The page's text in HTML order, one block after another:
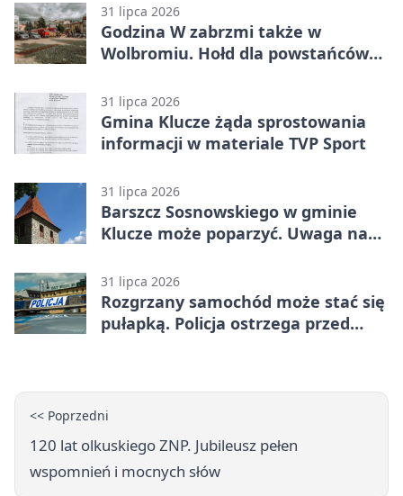
31 lipca 2026
Godzina W zabrzmi także w
Wolbromiu. Hołd dla powstańców
31 lipca 2026
Gmina Klucze żąda sprostowania
informacji w materiale TVP Sport
31 lipca 2026
Barszcz Sosnowskiego w gminie
Klucze może poparzyć. Uwaga na
31 lipca 2026
Rozgrzany samochód może stać się
pułapką. Policja ostrzega przed
<< Poprzedni
120 lat olkuskiego ZNP. Jubileusz pełen
wspomnień i mocnych słów